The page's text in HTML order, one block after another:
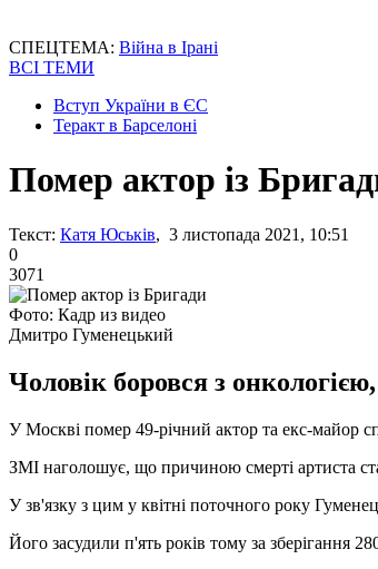
СПЕЦТЕМА: Війна в Ірані
ВСІ ТЕМИ
Вступ України в ЄС
Теракт в Барселоні
Помер актор із
Текст: Катя Юськів, 3 листопада 2021, 10:51
0
3071
Фото: Кадр из видео
Дмитро Гуменецький
Чоловік боровся з
У Москві помер 49-річний актор та екс-майор
ЗМІ наголошує, що причиною смерті артиста
У зв'язку з цим у квітні поточного року
Його засудили п'ять років тому за зберігання